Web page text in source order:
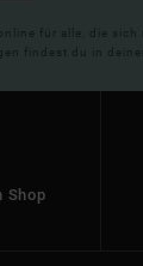
für alle, die sich
findest du in
Shop